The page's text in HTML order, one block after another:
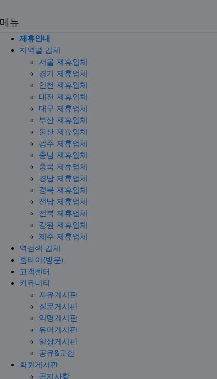
메뉴
제휴안내
지역별 업체
서울 제휴업체
경기 제휴업체
인천 제휴업체
대전 제휴업체
대구 제휴업체
부산 제휴업체
울산 제휴업체
광주 제휴업체
충남 제휴업체
충북 제휴업체
경남 제휴업체
경북 제휴업체
전남 제휴업체
전북 제휴업체
강원 제휴업체
제주 제휴업체
역검색 업체
홈타이(방문)
고객센터
커뮤니티
자유게시판
질문게시판
익명게시판
유머게시판
일상게시판
공유&교환
회원게시판
공지사항